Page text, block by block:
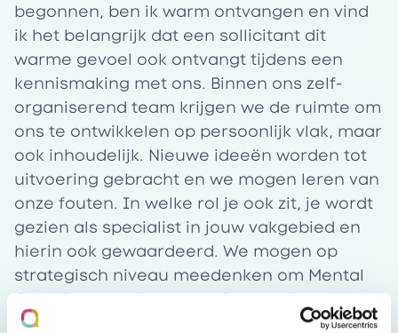
begonnen, ben ik warm ontvangen en vind
ik het belangrijk dat een sollicitant dit
warme gevoel ook ontvangt tijdens een
kennismaking met ons. Binnen ons zelf-
organiserend team krijgen we de ruimte om
ons te ontwikkelen op persoonlijk vlak, maar
ook inhoudelijk. Nieuwe ideeën worden tot
uitvoering gebracht en we mogen leren van
onze fouten. In welke rol je ook zit, je wordt
gezien als specialist in jouw vakgebied en
hierin ook gewaardeerd. We mogen op
strategisch niveau meedenken om Mental
Care Group te laten groeien en als
werkgever te presenteren in een schaarse